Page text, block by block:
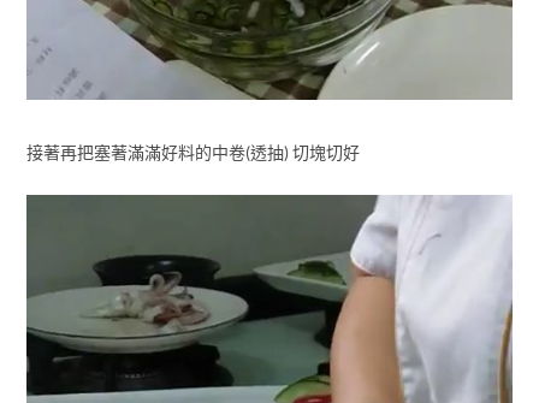
接著再把塞著滿滿好料的中卷(透抽) 切塊切好